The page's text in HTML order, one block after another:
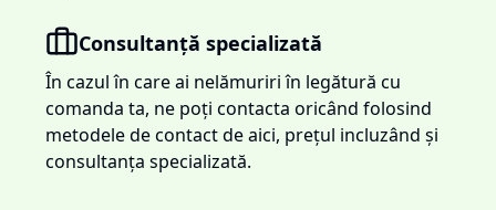
Consultanță specializată
În cazul în care ai nelămuriri în legătură cu
comanda ta, ne poți contacta oricând folosind
metodele de contact de aici, prețul incluzând și
consultanța specializată.